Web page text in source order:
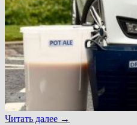
Читать далее →